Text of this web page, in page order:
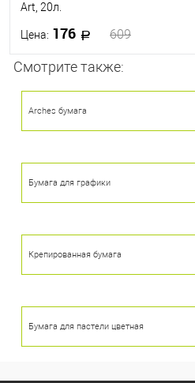
Art, 20л.
Цена: 176 609
Смотрите также:
Arches бумага
Бумага для графики
Крепированная бумага
Бумага для пастели цветная